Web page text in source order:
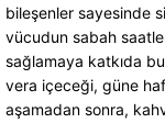
bileşenler sayesinde
vücudun sabah
sağlamaya katkıda
vera içeceği, güne
aşamadan sonra,